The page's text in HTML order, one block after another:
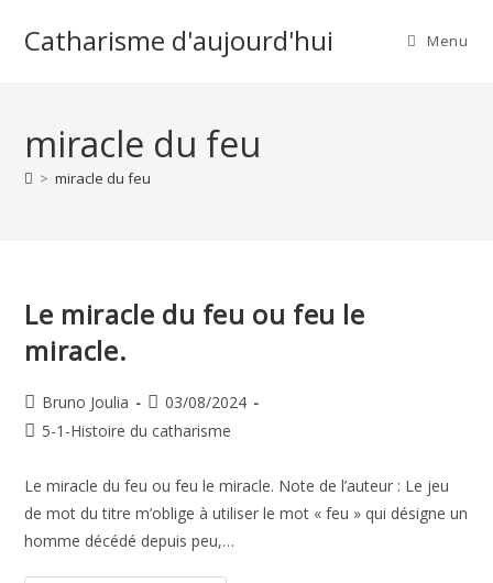
Catharisme d'aujourd'hui Menu
miracle du feu
> miracle du feu
Le miracle du feu ou feu le
miracle.
Auteur/autrice
de
Bruno Joulia
Publication
publiée :
03/08/2024
Post5-1-Histoire du catharisme
Le miracle du feu ou feu le miracle. Note de l’auteur : Le jeu
de mot du titre m’oblige à utiliser le mot « feu » qui désigne un
homme décédé depuis peu,…